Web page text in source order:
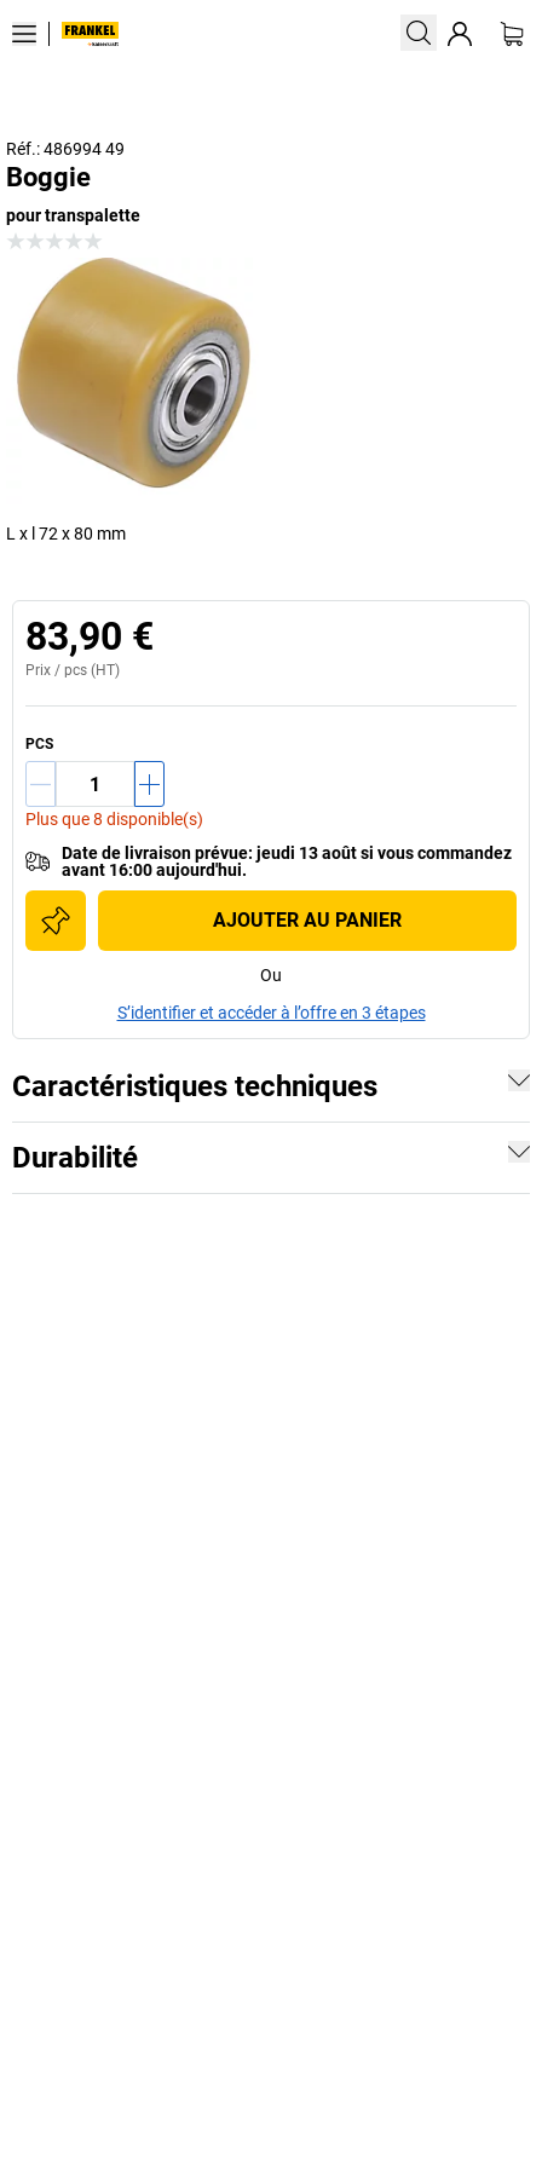
Réf.: 486994 49
Boggie
pour transpalette
L x l 72 x 80 mm
83,90 €
Prix / pcs (HT)
PCS
Plus que 8 disponible(s)
Date de livraison prévue: jeudi 13 aoûtsi vouscommandez
avant 16:00 aujourd'hui.
AJOUTER AU PANIER
Ou
S’identifier et accéder à l’offre en 3 étapes
Caractéristiques techniques
Durabilité